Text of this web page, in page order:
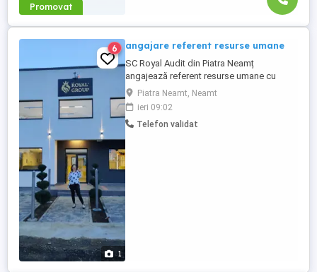
Promovat
1
6 angajare referent resurse umane
SC Royal Audit din Piatra Neamț
angajează referent resurse umane cu
experiență. Condiții la angajare: REFERENT
RESURSE UMANE - condiții: - studii de
specialitate(avantaj) - curs inspector
resurse umane - Experienta in domeniu
Piatra Neamt, Neamt
ieri 09:02
Telefon validat